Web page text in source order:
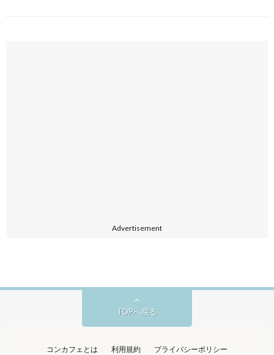
Advertisement
TOPへ戻る
コンカフェとは 利用規約 プライバシーポリシー